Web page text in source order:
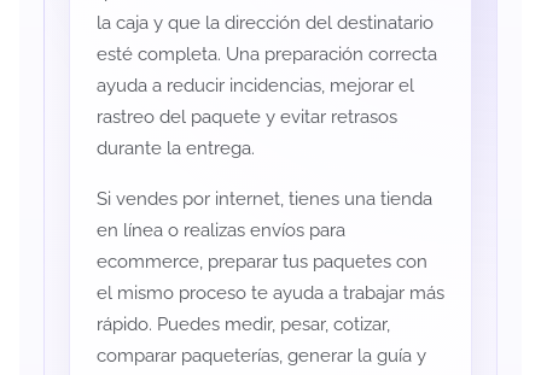
la caja y que la dirección del destinatario
esté completa. Una preparación correcta
ayuda a reducir incidencias, mejorar el
rastreo del paquete y evitar retrasos
durante la entrega.
Si vendes por internet, tienes una tienda
en línea o realizas envíos para
ecommerce, preparar tus paquetes con
el mismo proceso te ayuda a trabajar más
rápido. Puedes medir, pesar, cotizar,
comparar paqueterías, generar la guía y